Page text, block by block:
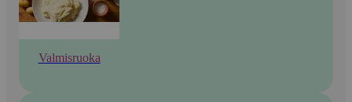
Valmisruoka